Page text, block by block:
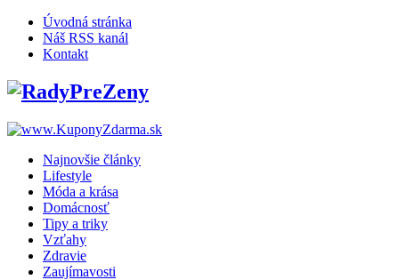
Skip
content
Úvodná stránka
Náš RSS kanál
Kontakt
Najnovšie články
Lifestyle
Móda a krása
Domácnosť
Tipy a triky
Vzťahy
Zdravie
Zaujímavosti